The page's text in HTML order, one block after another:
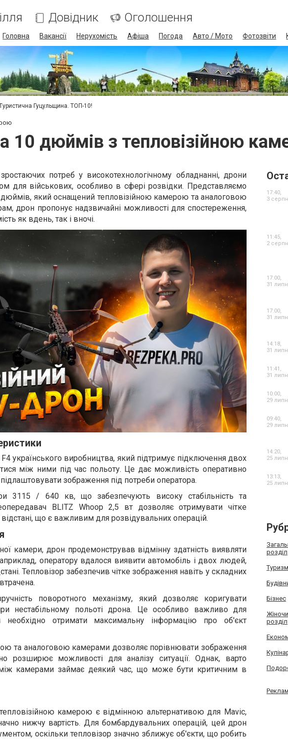
Довідник Оголошення
Головна Вакансії Нерухомість Афіша Погода Авто / Мото Фотозвіти
Гуцульщина. ТОП-10!
10 дюймів з тепловізійною
потреб у високотехнологічному обладнанні, дрони
для військових, особливо в сфері розвідки. Представляємо
який оснащений тепловізійною камерою та аналоговою
дрон пропонує надзвичайні можливості для спостереження,
як вдень, так і вночі.
українського виробництва, який підтримує підключення двох
між ними під час польоту. Це дає можливість оперативно
підлаштовувати зображення під потреби оператора.
3115 / 640 кв, що забезпечують високу стабільність та
BLITZ Whoop 2,5 вт дозволяє отримувати чітке
що є важливим для розвідувальних операцій.
камери, дрон продемонстрував відмінну здатність виявляти
оператору вдалося виявити автомобіль і двох людей,
Тепловізор забезпечив чітке зображення навіть у складних
поворотного механізму, який дозволяє коригувати
нестабільному польоті дрона. Це особливо важливо для
необхідно отримати максимальну інформацію про об'єкт
та аналоговою камерами дозволяє порівнювати зображення
розширює можливості для аналізу ситуації. Однак, варто
камерами займає деякий час, що може бути критичним в
камерою є відмінною альтернативою для Mavic,
нижчу вартість. Для бомбардувальних операцій, цей дрон
оскільки тепловізор значно зближує об'єкти, що робить
17:40,
3
11:45,
2
17:00,
31
17:00,
31
14:18,
31
11:41,
31
10:00,
29
09:40,
29
14:20,
25
13:13,
25
розділ
Туризм
Бізнес
розділ